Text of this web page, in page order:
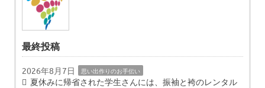
最終投稿
2026年8月7日 思い出作りのお手伝い
夏休みに帰省された学生さんには、振袖と袴のレンタル